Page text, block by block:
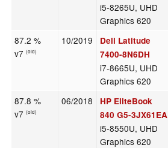
i5-8265U, UHD
Graphics 620
87.2 %
v7(old)
10/2019
Dell Latitude
7400-8N6DH
i7-8665U, UHD
Graphics 620
87.8 %
v7(old)
06/2018
HP EliteBook
840 G5-3JX61EA
i5-8550U, UHD
Graphics 620